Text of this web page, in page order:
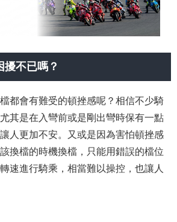
擾不已嗎？
都會有難受的頓挫感呢？相信不少騎
其是在入彎前或是剛出彎時保有一點
人更加不安。又或是因為害怕頓挫感
換檔的時機換檔，只能用錯誤的檔位
速進行騎乘，相當難以操控，也讓人